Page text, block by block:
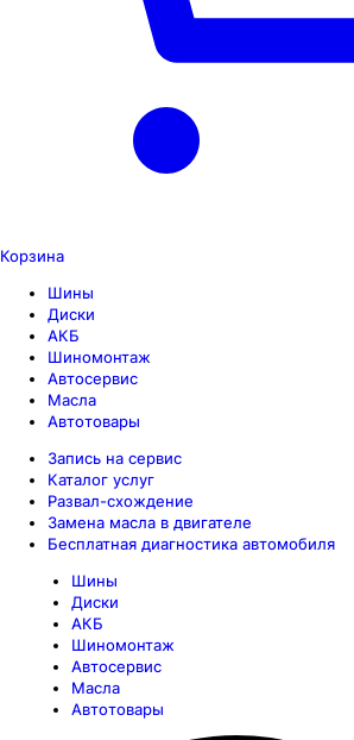
Корзина
Шины
Диски
АКБ
Шиномонтаж
Автосервис
Масла
Автотовары
Запись на сервис
Каталог услуг
Развал-схождение
Замена масла в двигателе
Бесплатная диагностика автомобиля
Шины
Диски
АКБ
Шиномонтаж
Автосервис
Масла
Автотовары